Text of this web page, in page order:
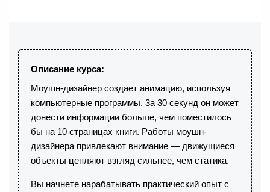
Описание курса:
Моушн-дизайнер создает анимацию, используя
компьютерные программы. 3а 30 секунд он может
донести информации больше, чем поместилось
бы на 10 страницах книги. Работы моушн-
дизайнера привлекают внимание — движущиеся
объекты цепляют взгляд сильнее, чем статика.
Вы начнете нарабатывать практический опыт с